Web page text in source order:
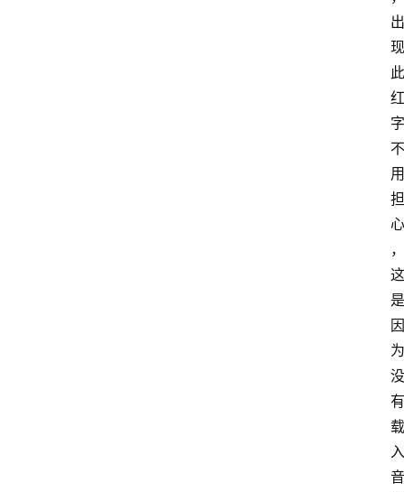
出
现
此
红
字
不
用
担
心
，
这
是
因
为
没
有
载
入
音